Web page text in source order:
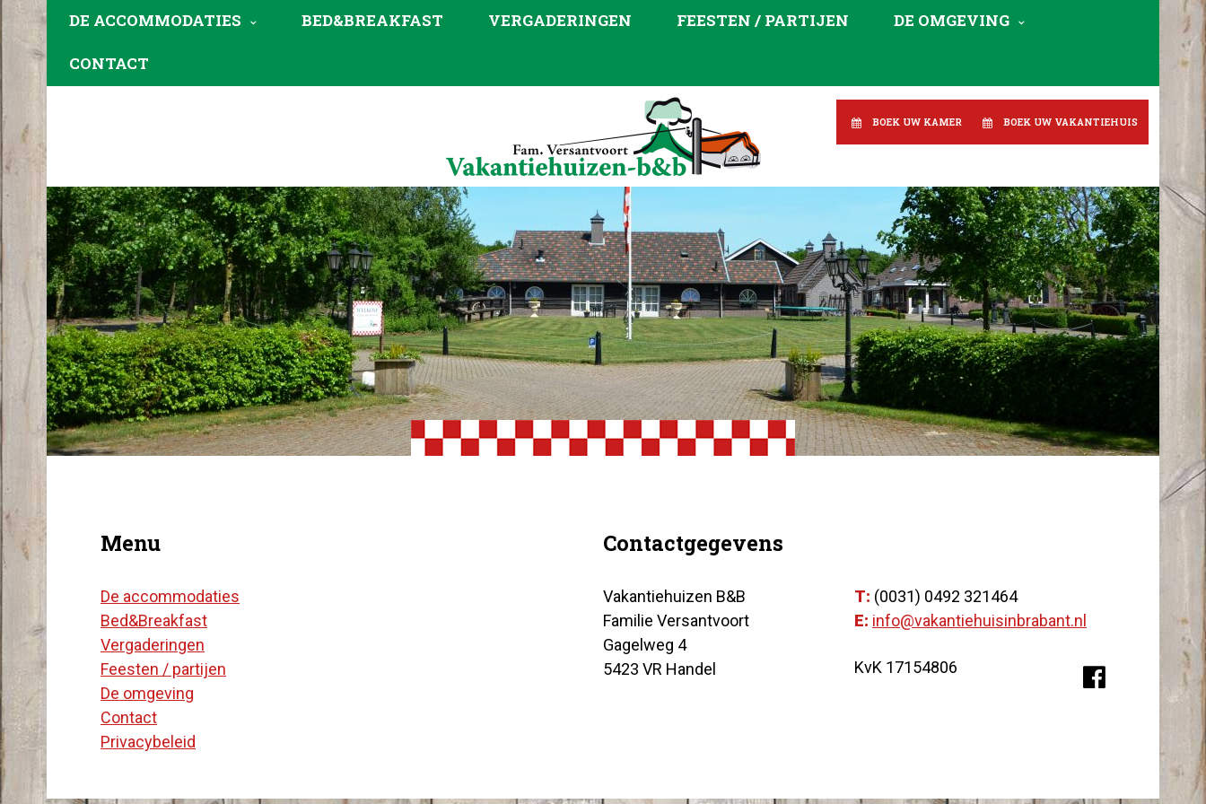
DE ACCOMMODATIES BED&BREAKFAST VERGADERINGEN FEESTEN / PARTIJEN DE OMGEVING
CONTACT
BOEK UW KAMER BOEK UW VAKANTIEHUIS
Menu
De accommodaties
Bed&Breakfast
Vergaderingen
Feesten / partijen
De omgeving
Contact
Privacybeleid
Contactgegevens
Vakantiehuizen B&B
Familie Versantvoort
Gagelweg 4
5423 VR Handel
T: (0031) 0492 321464
E: info@vakantiehuisinbrabant.nl
KvK 17154806